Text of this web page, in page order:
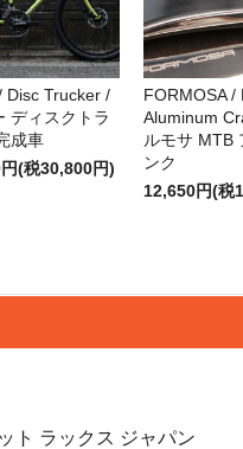
Disc Trucker /
ディスクトラ
成車
(税30,800円)
FORMOSA /
Aluminum
ルモサ MTB
ンク
12,650円(税
ト ラックス ジャパン